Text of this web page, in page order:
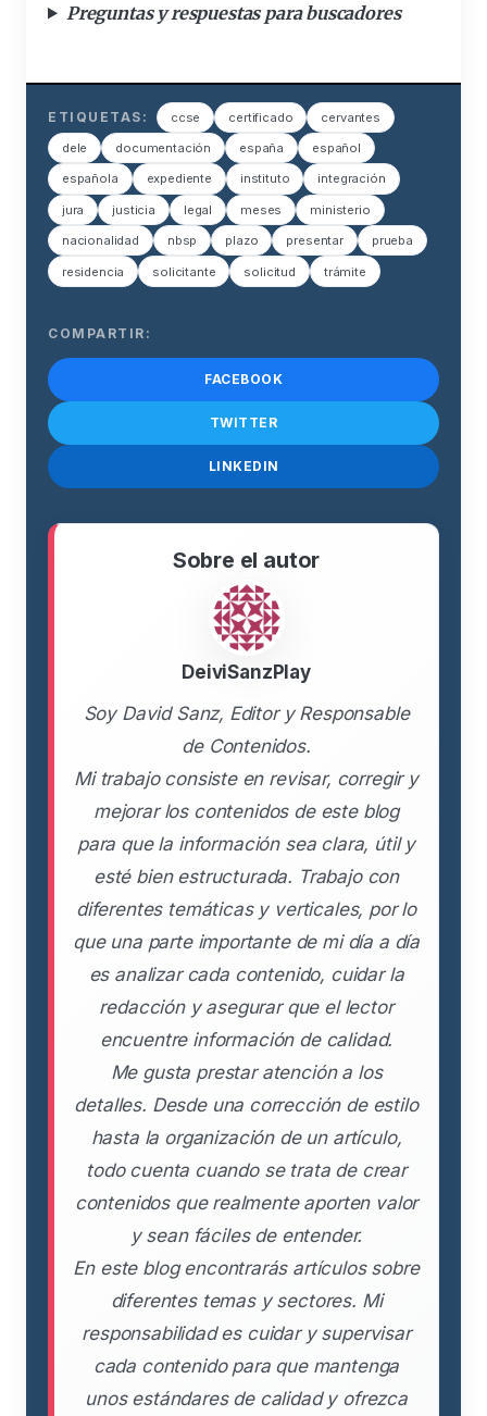
Preguntas y respuestas para buscadores
ETIQUETAS: ccse certificado cervantes
dele documentación españa español
española expediente instituto integración
jura justicia legal meses ministerio
nacionalidad nbsp plazo presentar prueba
residencia solicitante solicitud trámite
COMPARTIR:
FACEBOOK
TWITTER
LINKEDIN
Sobre el autor
DeiviSanzPlay
Soy David Sanz, Editor y Responsable
de Contenidos.
Mi trabajo consiste en revisar, corregir y
mejorar los contenidos de este blog
para que la información sea clara, útil y
esté bien estructurada. Trabajo con
diferentes temáticas y verticales, por lo
que una parte importante de mi día a día
es analizar cada contenido, cuidar la
redacción y asegurar que el lector
encuentre información de calidad.
Me gusta prestar atención a los
detalles. Desde una corrección de estilo
hasta la organización de un artículo,
todo cuenta cuando se trata de crear
contenidos que realmente aporten valor
y sean fáciles de entender.
En este blog encontrarás artículos sobre
diferentes temas y sectores. Mi
responsabilidad es cuidar y supervisar
cada contenido para que mantenga
unos estándares de calidad y ofrezca